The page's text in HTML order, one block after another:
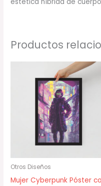
Productos
Otros Diseños
Mujer Cyberpunk Póster
Rango
de
precios:
desde
34,00 €
hasta
78,00 €